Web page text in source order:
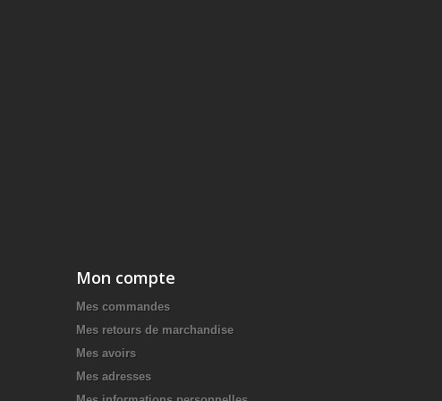
Mon compte
Mes commandes
Mes retours de marchandise
Mes avoirs
Mes adresses